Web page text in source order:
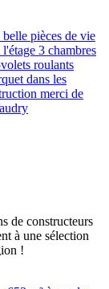
pièces de vie
3 chambres
roulants
dans les
merci de
de constructeurs
à une sélection
!